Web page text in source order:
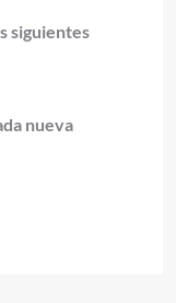
siguientes
nueva